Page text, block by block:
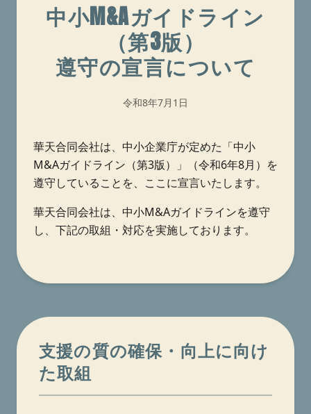
中小M&Aガイドライン
（第3版）
遵守の宣言について
令和8年7月1日
華天合同会社は、中小企業庁が定めた「中小
M&Aガイドライン（第3版）」（令和6年8月）を
遵守していることを、ここに宣言いたします。
華天合同会社は、中小M&Aガイドラインを遵守
し、下記の取組・対応を実施しております。
支援の質の確保・向上に向け
た取組